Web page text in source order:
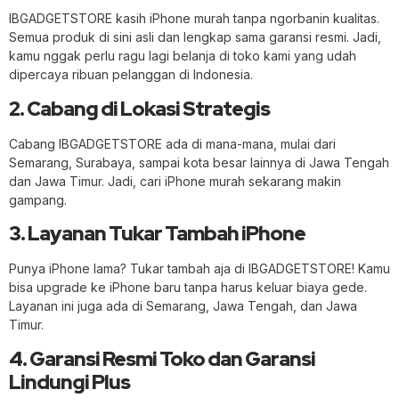
IBGADGETSTORE kasih iPhone murah tanpa ngorbanin kualitas.
Semua produk di sini asli dan lengkap sama garansi resmi. Jadi,
kamu nggak perlu ragu lagi belanja di toko kami yang udah
dipercaya ribuan pelanggan di Indonesia.
2. Cabang di Lokasi Strategis
Cabang IBGADGETSTORE ada di mana-mana, mulai dari
Semarang, Surabaya, sampai kota besar lainnya di Jawa Tengah
dan Jawa Timur. Jadi, cari iPhone murah sekarang makin
gampang.
3. Layanan Tukar Tambah iPhone
Punya iPhone lama? Tukar tambah aja di IBGADGETSTORE! Kamu
bisa upgrade ke iPhone baru tanpa harus keluar biaya gede.
Layanan ini juga ada di Semarang, Jawa Tengah, dan Jawa
Timur.
4. Garansi Resmi Toko dan Garansi
Lindungi Plus